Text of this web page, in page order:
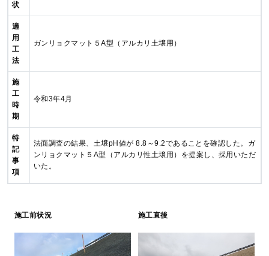
状
適
用
工
法
ガンリョクマット５A型（アルカリ土壌用）
施
工
時
期
令和3年4月
特
記
事
項
法面調査の結果、土壌pH値が 8.8～9.2であることを確認した。ガ
ンリョクマット５A型（アルカリ性土壌用）を提案し、採用いただ
いた。
施工前状況 施工直後